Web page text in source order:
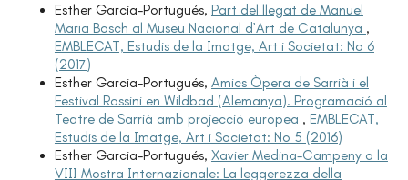
Esther Garcia-Portugués, Part del llegat de Manuel
Maria Bosch al Museu Nacional d’Art de Catalunya ,
EMBLECAT, Estudis de la Imatge, Art i Societat: No 6
(2017)
Esther Garcia-Portugués, Amics Òpera de Sarrià i el
Festival Rossini en Wildbad (Alemanya). Programació al
Teatre de Sarrià amb projecció europea , EMBLECAT,
Estudis de la Imatge, Art i Societat: No 5 (2016)
Esther Garcia-Portugués, Xavier Medina-Campeny a la
VIII Mostra Internazionale: La leggerezza della